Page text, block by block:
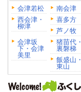
会津若松
南会津
西会津・
柳津
喜多方
芦ノ牧
会津坂
下・会津
美里
猪苗代・
裏磐梯
飯盛山・
東山